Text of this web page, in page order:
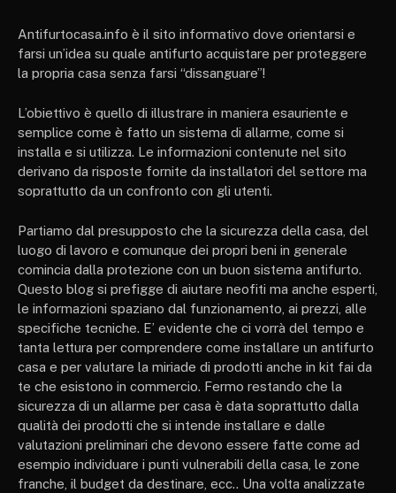
Antifurtocasa.info è il sito informativo dove orientarsi e
farsi un’idea su quale antifurto acquistare per proteggere
la propria casa senza farsi “dissanguare”!
L’obiettivo è quello di illustrare in maniera esauriente e
semplice come è fatto un sistema di allarme, come si
installa e si utilizza. Le informazioni contenute nel sito
derivano da risposte fornite da installatori del settore ma
soprattutto da un confronto con gli utenti.
Partiamo dal presupposto che la sicurezza della casa, del
luogo di lavoro e comunque dei propri beni in generale
comincia dalla protezione con un buon sistema antifurto.
Questo blog si prefigge di aiutare neofiti ma anche esperti,
le informazioni spaziano dal funzionamento, ai prezzi, alle
specifiche tecniche. E’ evidente che ci vorrà del tempo e
tanta lettura per comprendere come installare un antifurto
casa e per valutare la miriade di prodotti anche in kit fai da
te che esistono in commercio. Fermo restando che la
sicurezza di un allarme per casa è data soprattutto dalla
qualità dei prodotti che si intende installare e dalle
valutazioni preliminari che devono essere fatte come ad
esempio individuare i punti vulnerabili della casa, le zone
franche, il budget da destinare, ecc.. Una volta analizzate